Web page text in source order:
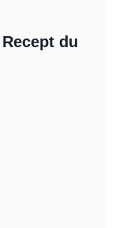
du